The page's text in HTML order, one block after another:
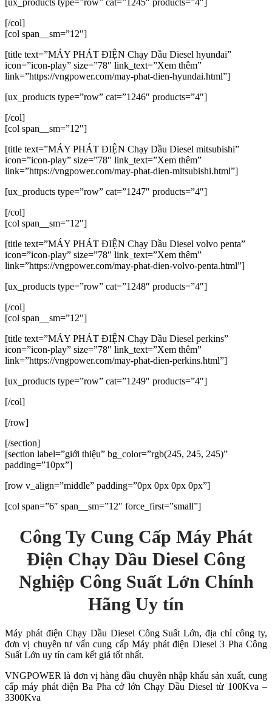
[ux_products type=”row” cat=”1245″ products=”4″]
[/col]
[col span__sm=”12″]
[title text=”MÁY PHÁT ĐIỆN Chạy Dầu Diesel hyundai”
icon=”icon-play” size=”78″ link_text=”Xem thêm”
link=”https://vngpower.com/may-phat-dien-hyundai.html”]
[ux_products type=”row” cat=”1246″ products=”4″]
[/col]
[col span__sm=”12″]
[title text=”MÁY PHÁT ĐIỆN Chạy Dầu Diesel mitsubishi”
icon=”icon-play” size=”78″ link_text=”Xem thêm”
link=”https://vngpower.com/may-phat-dien-mitsubishi.html”]
[ux_products type=”row” cat=”1247″ products=”4″]
[/col]
[col span__sm=”12″]
[title text=”MÁY PHÁT ĐIỆN Chạy Dầu Diesel volvo penta”
icon=”icon-play” size=”78″ link_text=”Xem thêm”
link=”https://vngpower.com/may-phat-dien-volvo-penta.html”]
[ux_products type=”row” cat=”1248″ products=”4″]
[/col]
[col span__sm=”12″]
[title text=”MÁY PHÁT ĐIỆN Chạy Dầu Diesel perkins”
icon=”icon-play” size=”78″ link_text=”Xem thêm”
link=”https://vngpower.com/may-phat-dien-perkins.html”]
[ux_products type=”row” cat=”1249″ products=”4″]
[/col]
[/row]
[/section]
[section label=”giới thiệu” bg_color=”rgb(245, 245, 245)”
padding=”10px”]
[row v_align=”middle” padding=”0px 0px 0px 0px”]
[col span=”6″ span__sm=”12″ force_first=”small”]
Công Ty Cung Cấp Máy Phát
Điện Chạy Dầu Diesel Công
Nghiệp Công Suất Lớn Chính
Hãng Uy tín
Máy phát điện Chạy Dầu Diesel Công Suất Lớn, địa chỉ công ty,
đơn vị chuyên tư vấn cung cấp Máy phát điện Diesel 3 Pha Công
Suất Lớn uy tín cam kết giá tốt nhất.
VNGPOWER là đơn vị hàng đầu chuyên nhập khẩu sản xuất, cung
cấp máy phát điện Ba Pha cở lớn Chạy Dầu Diesel từ 100Kva –
3300Kva